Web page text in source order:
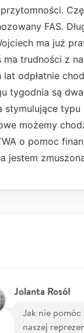
FAS.
ma już
ma trudności z
lat odpłatnie
tygodnia są
stymulujące
możemy
o pomoc
jestem
Jolanta Rosół
Jak nie
naszej